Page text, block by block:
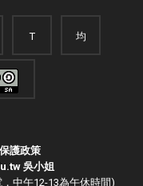
T 均
護政策
吳小姐
中午12-13為午休時間)